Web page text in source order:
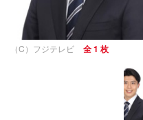
（C）フジテレビ 全 1 枚